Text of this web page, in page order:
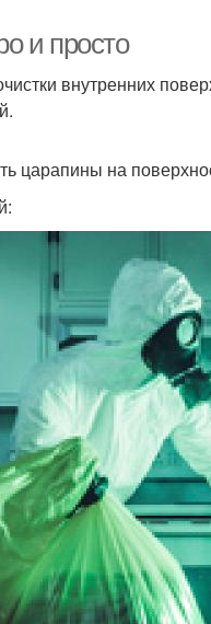
и просто
внутренних
царапины на